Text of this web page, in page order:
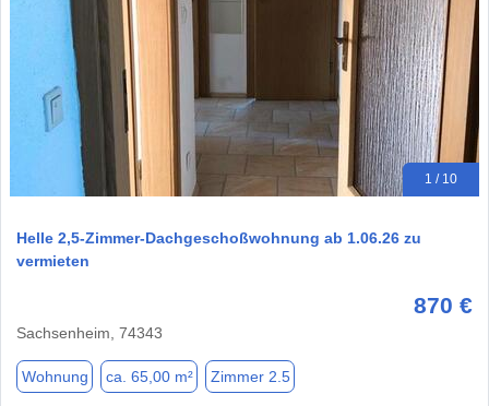
1 / 10
Helle 2,5-Zimmer-Dachgeschoßwohnung ab 1.06.26 zu
vermieten
870 €
Sachsenheim, 74343
Wohnung ca. 65,00 m² Zimmer 2.5